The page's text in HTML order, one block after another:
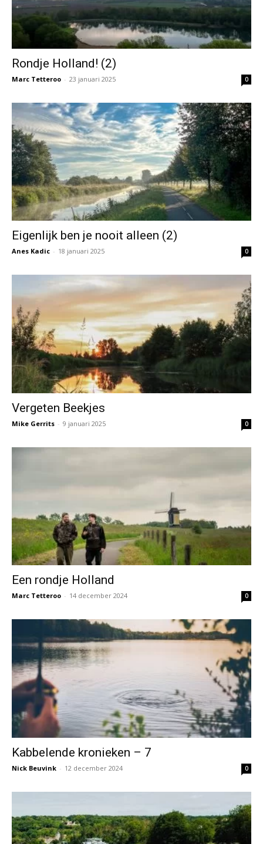
Rondje Holland! (2)
Marc Tetteroo - 23 januari 2025 0
Eigenlijk ben je nooit alleen (2)
Anes Kadic - 18 januari 2025 0
Vergeten Beekjes
Mike Gerrits - 9 januari 2025 0
Een rondje Holland
Marc Tetteroo - 14 december 2024 0
Kabbelende kronieken – 7
Nick Beuvink - 12 december 2024 0